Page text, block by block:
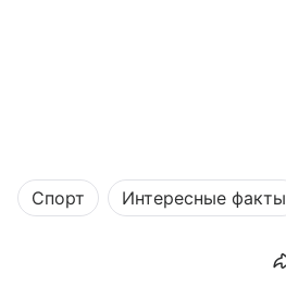
Спорт Интересные факты